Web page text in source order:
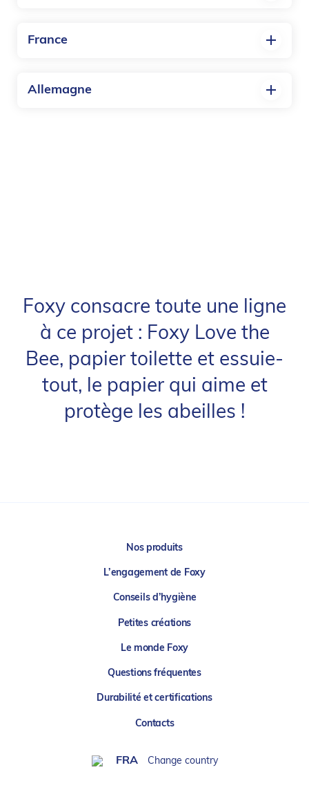
France
Allemagne
Foxy consacre toute une ligne
à ce projet : Foxy Love the
Bee, papier toilette et essuie-
tout, le papier qui aime et
protège les abeilles !
Nos produits
L’engagement de Foxy
Conseils d’hygiène
Petites créations
Le monde Foxy
Questions fréquentes
Durabilité et certifications
Contacts
FRA Change country